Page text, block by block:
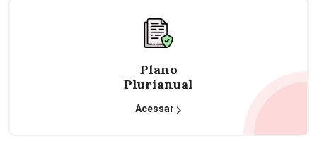
Plano
Plurianual
Acessar